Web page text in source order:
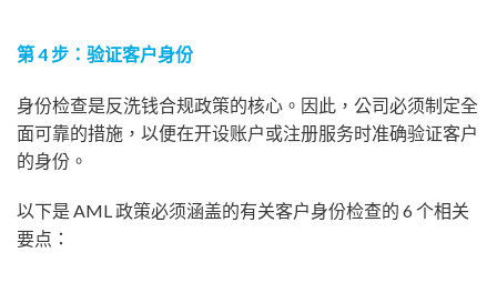
第 4 步 ：验证客户身份
身份检查是反洗钱合规政策的核心。因此，公司必须制定全
面可靠的措施，以便在开设账户或注册服务时准确验证客户
的身份。
以下是 AML 政策必须涵盖的有关客户身份检查的 6 个相关
要点：